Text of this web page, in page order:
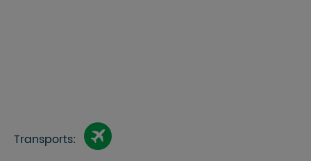
Transports: